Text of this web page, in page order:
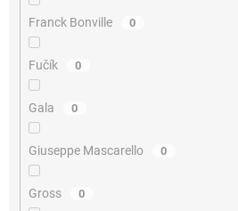
Franck Bonville 0
Fučík 0
Gala 0
Giuseppe Mascarello 0
Gross 0